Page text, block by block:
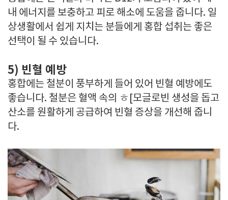
내 에너지를 보충하고 피로 해소에 도움을 줍니다. 일
상생활에서 쉽게 지치는 분들에게 홍합 섭취는 좋은
선택이 될 수 있습니다.
5) 빈혈 예방
홍합에는 철분이 풍부하게 들어 있어 빈혈 예방에도
좋습니다. 철분은 혈액 속의 ㅎ[모글로빈 생성을 돕고
산소를 원활하게 공급하여 빈혈 증상을 개선해 줍니
다.